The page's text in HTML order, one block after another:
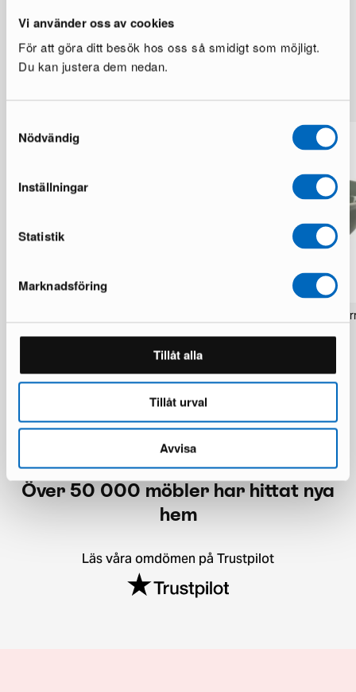
Vi använder oss av cookies
För att göra ditt besök hos oss så smidigt som möjligt.
Du kan justera dem nedan.
Nödvändig
Inställningar
Statistik
Marknadsföring
Tillåt alla
Tillåt urval
Avvisa
Broste Copenhagen
Över 50 000 möbler har hittat nya
hem
Läs våra omdömen på Trustpilot